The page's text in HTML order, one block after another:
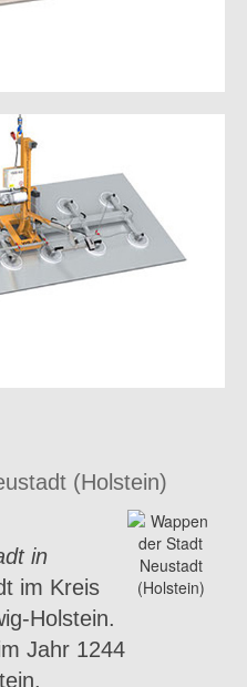
(Holstein)
in
im Kreis
Holstein.
Jahr 1244